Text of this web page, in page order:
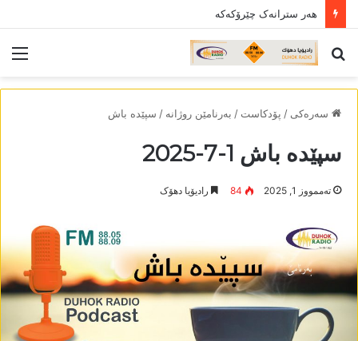
ھەر سترانەک چێرۆکەکە
لێ
سەرەکی / پۆدکاست / بەرنامێن روژانە / سپێدە باش
سپێدە باش 1-7-2025
تەممووز 1, 2025 84 رادیۆیا دھۆک